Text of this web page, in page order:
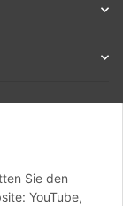
Sie den
YouTube,
Shop )